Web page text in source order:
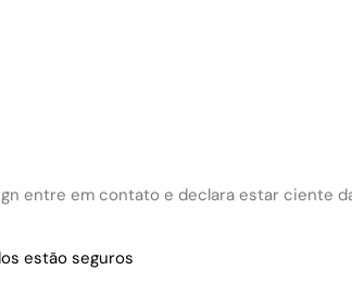
entre em contato e declara estar ciente
estão seguros